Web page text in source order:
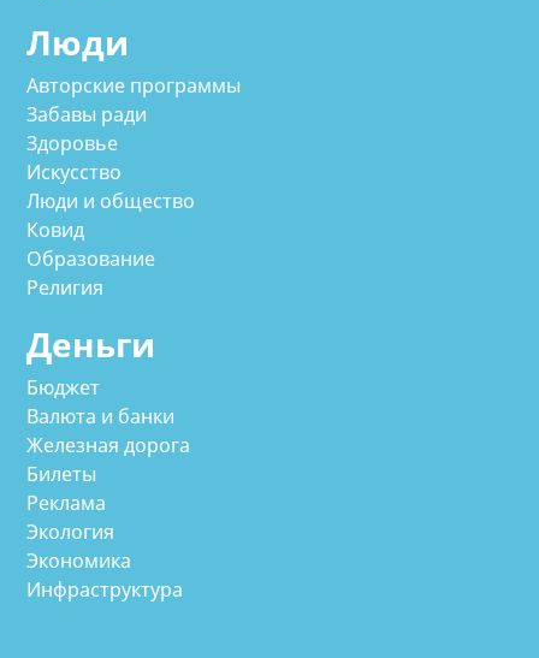
Люди
Авторские программы
Забавы ради
Здоровье
Искусство
Люди и общество
Ковид
Образование
Религия
Деньги
Бюджет
Валюта и банки
Железная дорога
Билеты
Реклама
Экология
Экономика
Инфраструктура